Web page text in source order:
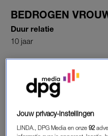
BEDROGEN
Duur relatie
10 jaar
Geld stelen
“Hij was een flirt en met dat
goede ervaringen. Eigenlijk
maar met een enorme bak
Jouw privacy-instellingen
LINDA., DPG Media en onze92